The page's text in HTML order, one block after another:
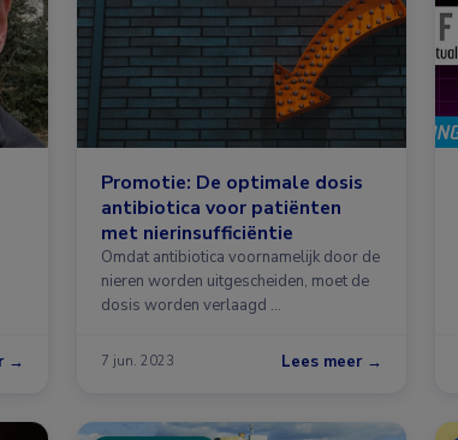
→
Promotie: De optimale dosis
antibiotica voor patiënten
met nierinsufficiëntie
Omdat antibiotica voornamelijk door de
nieren worden uitgescheiden, moet de
dosis worden verlaagd …
7 jun. 2023 Lees meer →